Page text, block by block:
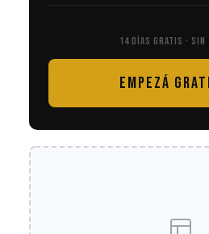
14 DÍAS GRATIS · SIN
EMPEZÁ